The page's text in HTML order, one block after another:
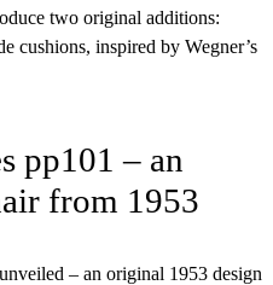
two original additions:
cushions, inspired by Wegner’s
pp101 – an
from 1953
– an original 1953 design